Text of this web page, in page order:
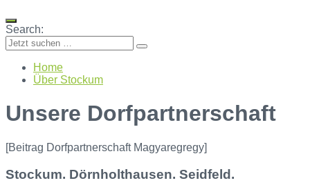
Search:
Home
Über Stockum
Unsere Dorfpartnerschaft
[Beitrag Dorfpartnerschaft Magyaregregy]
Stockum. Dörnholthausen. Seidfeld.